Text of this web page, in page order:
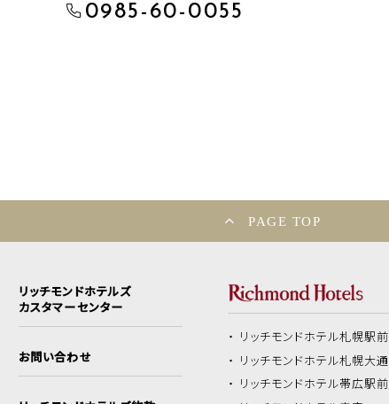
0985-60-0055
PAGE TOP
リッチモンドホテルズ
カスタマーセンター
お問い合わせ
リッチモンドホテル札幌駅前
リッチモンドホテル札幌大通
リッチモンドホテル帯広駅前